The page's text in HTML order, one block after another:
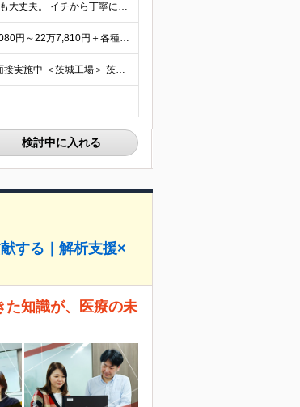
◆大型採用◆未経験歓迎◆高卒以上 「製造職は初めて…」という方でも大丈夫。 イチから丁寧にお教えしますのでご安心ください。 ＼こんなアナタにピッタリ／ ◎「人の健康に貢献したい」という想いがある
◆月収30万円以上可 ◆初年度年収400万円～500万円想定 月給21万7,080円～22万7,810円＋各種手当＋賞与年2回 ★「手当」や「賞与」が手厚いため、1年目未経験でも年収400万円以上
◆原則転勤なし◆マイカー通勤OK ◆UIターンや移住転職歓迎。Web面接実施中 ＜茨城工場＞ 茨城県稲敷郡阿見町吉原3586 ┗クリーンで働きやすいのが魅力です。 ★豊かな自然と便利な生活環境が調
検討中に入れる
する｜解析支援×
知識が、医療の未